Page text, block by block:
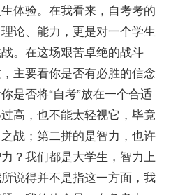
体验。在我看来，自考考的
论、能力，更是对一个学生
。在这场艰苦卓绝的战斗
主要看你是否有必胜的信念
是否将“自考”放在一个合适
高，也不能太轻视它，毕竟
战；第二拼的是智力，也许
？我们都是大学生，智力上
说得并不是指这一方面，我